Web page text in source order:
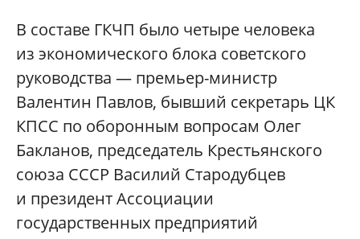
В составе ГКЧП было четыре человека
из экономического блока советского
руководства — премьер-министр
Валентин Павлов, бывший секретарь ЦК
КПСС по оборонным вопросам Олег
Бакланов, председатель Крестьянского
союза СССР Василий Стародубцев
и президент Ассоциации
государственных предприятий